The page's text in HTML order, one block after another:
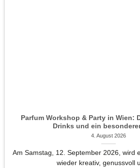
Parfum Workshop & Party in Wien:
Drinks und ein
4. August 2026
Am Samstag, 12. September 2026, wird
wieder kreativ, genussvoll